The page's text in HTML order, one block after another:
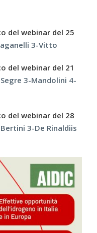
del webinar del 25
3-Vitto
del webinar del 21
3-Mandolini 4-
del webinar del 28
3-De Rinaldiis